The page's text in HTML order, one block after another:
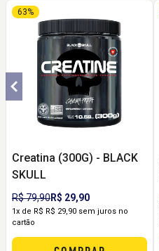
Creatina (300G) - BLACK
SKULL
R$ 79,90R$ 29,90
63%
1x de R$ R$ 29,90 sem juros no
cartão